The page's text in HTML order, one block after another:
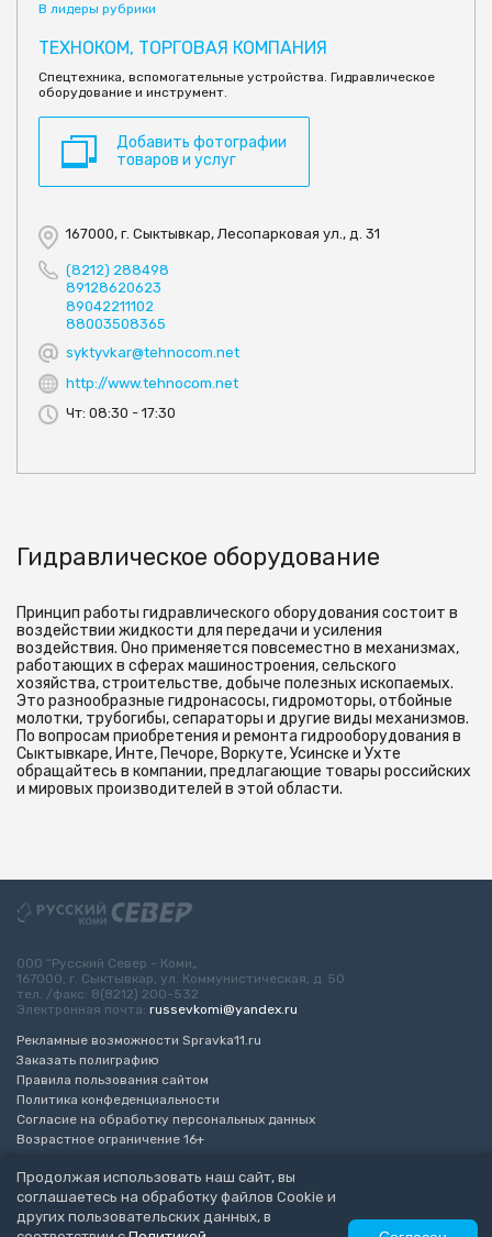
В лидеры рубрики
ТЕХНОКОМ, ТОРГОВАЯ КОМПАНИЯ
Спецтехника, вспомогательные устройства. Гидравлическое
оборудование и инструмент.
Добавить фотографии
товаров и услуг
167000, г. Сыктывкар, Лесопарковая ул., д. 31
(8212) 288498
89128620623
89042211102
88003508365
syktyvkar@tehnocom.net
http://www.tehnocom.net
Чт: 08:30 - 17:30
Гидравлическое оборудование
Принцип работы гидравлического оборудования состоит в
воздействии жидкости для передачи и усиления
воздействия. Оно применяется повсеместно в механизмах,
работающих в сферах машиностроения, сельского
хозяйства, строительстве, добыче полезных ископаемых.
Это разнообразные гидронасосы, гидромоторы, отбойные
молотки, трубогибы, сепараторы и другие виды механизмов.
По вопросам приобретения и ремонта гидрооборудования в
Сыктывкаре, Инте, Печоре, Воркуте, Усинске и Ухте
обращайтесь в компании, предлагающие товары российских
и мировых производителей в этой области.
Продолжая использовать наш сайт, вы
соглашаетесь на обработку файлов Cookie и
других пользовательских данных, в
ООО “Русский Север - Коми„
167000, г. Сыктывкар, ул. Коммунистическая, д. 50
тел. /факс: 8(8212) 200-532
Электронная почта: russevkomi@yandex.ru
Рекламные возможности Spravka11.ru
Заказать полиграфию
Правила пользования сайтом
Политика конфеденциальности
Согласие на обработку персональных данных
Возрастное ограничение 16+
Разработка сайта“ЭкспертБизнесГрупп”
© 2010-2026 Русский Север - Коми